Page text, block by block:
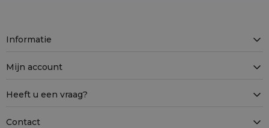
Informatie
Mijn account
Heeft u een vraag?
Contact